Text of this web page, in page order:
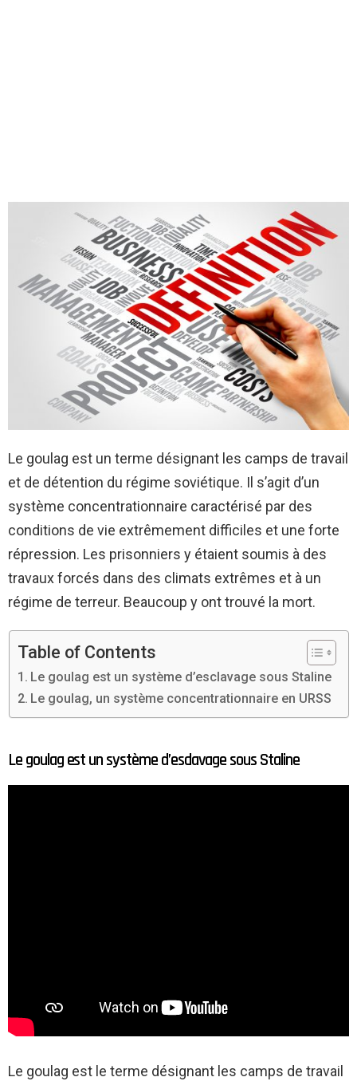
Le goulag est un terme désignant les camps de travail
et de détention du régime soviétique. Il s’agit d’un
système concentrationnaire caractérisé par des
conditions de vie extrêmement difficiles et une forte
répression. Les prisonniers y étaient soumis à des
travaux forcés dans des climats extrêmes et à un
régime de terreur. Beaucoup y ont trouvé la mort.
Table of Contents
Le goulag est un système d’esclavage sous Staline
Le goulag, un système concentrationnaire en URSS
Le goulag est un système d’esclavage sous Staline
Le goulag est le terme désignant les camps de travail